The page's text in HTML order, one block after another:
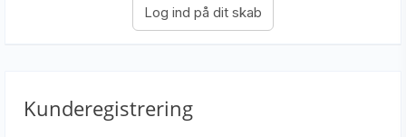
Kunderegistrering